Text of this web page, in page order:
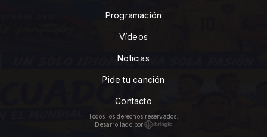
Programación
Vídeos
Noticias
Pide tu canción
Contacto
Todos los derechos reservados.
Desarrollado por